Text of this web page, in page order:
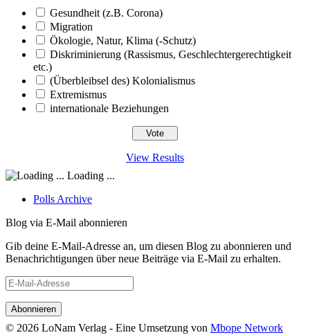
Gesundheit (z.B. Corona)
Migration
Ökologie, Natur, Klima (-Schutz)
Diskriminierung (Rassismus, Geschlechtergerechtigkeit
etc.)
(Überbleibsel des) Kolonialismus
Extremismus
internationale Beziehungen
View Results
Loading ...
Polls Archive
Blog via E-Mail abonnieren
Gib deine E-Mail-Adresse an, um diesen Blog zu abonnieren und
Benachrichtigungen über neue Beiträge via E-Mail zu erhalten.
E-
Mail-
Adresse
© 2026 LoNam Verlag - Eine Umsetzung von Mbope Network